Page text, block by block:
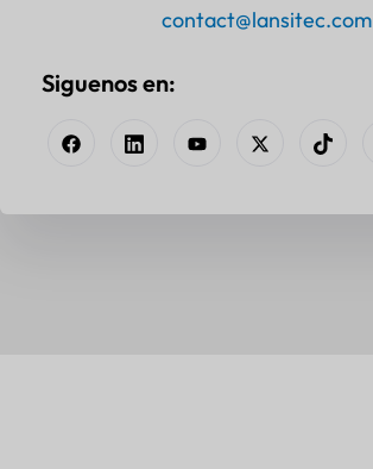
contact@lansitec.com
Siguenos en: